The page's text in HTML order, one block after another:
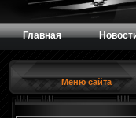
Главная
Меню сайта